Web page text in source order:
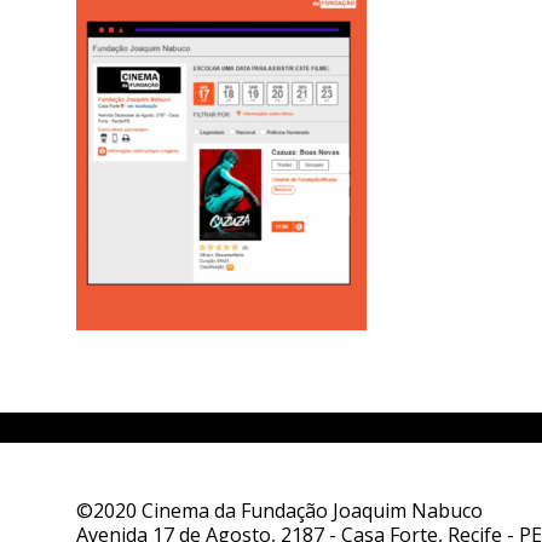
©2020 Cinema da Fundação Joaquim Nabuco
Avenida 17 de Agosto, 2187 - Casa Forte, Recife - PE